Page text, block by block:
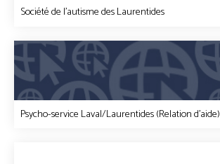
Société de l'autisme des Laurentides
Psycho-service Laval/Laurentides (Relation d'aide)